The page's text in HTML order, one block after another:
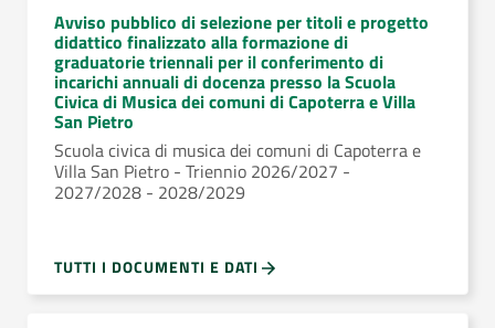
Avviso pubblico di selezione per titoli e progetto
didattico finalizzato alla formazione di
graduatorie triennali per il conferimento di
incarichi annuali di docenza presso la Scuola
Civica di Musica dei comuni di Capoterra e Villa
San Pietro
Scuola civica di musica dei comuni di Capoterra e
Villa San Pietro - Triennio 2026/2027 -
2027/2028 - 2028/2029
TUTTI I DOCUMENTI E DATI